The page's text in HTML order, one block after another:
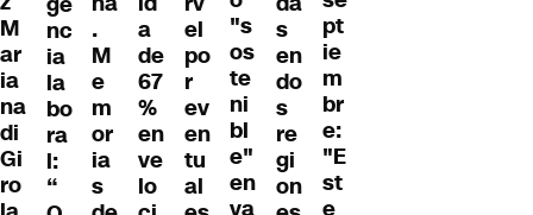
M
ar
ia
na
di
Gi
ro
nc
ia
la
bo
ra
l:
“
.
M
e
m
or
ia
s
a
de
67
%
en
ve
lo
el
po
r
ev
en
tu
al
"s
os
te
ni
bl
e"
en
s
en
do
s
re
gi
on
pt
ie
m
br
e:
"E
st